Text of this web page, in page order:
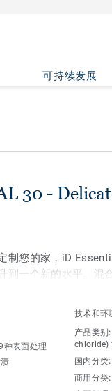
可持续发展
30 -
制您的家，iD
到一个新的水平。混
并与配套配件相结合
处理，易于维护，并
种表面处理
技术和环
产品类别:
chloride)
国内分类:
商用分类: